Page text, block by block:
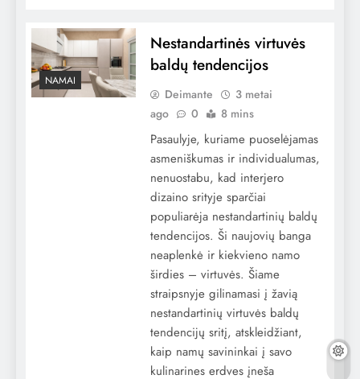
NAMAI
Nestandartinės virtuvės
baldų tendencijos
Deimante
3 metai
ago
0 8 mins
Pasaulyje, kuriame puoselėjamas
asmeniškumas ir individualumas,
nenuostabu, kad interjero
dizaino srityje sparčiai
populiarėja nestandartinių baldų
tendencijos. Ši naujovių banga
neaplenkė ir kiekvieno namo
širdies – virtuvės. Šiame
straipsnyje gilinamasi į žavią
nestandartinių virtuvės baldų
tendencijų sritį, atskleidžiant,
kaip namų savininkai į savo
kulinarines erdves įneša